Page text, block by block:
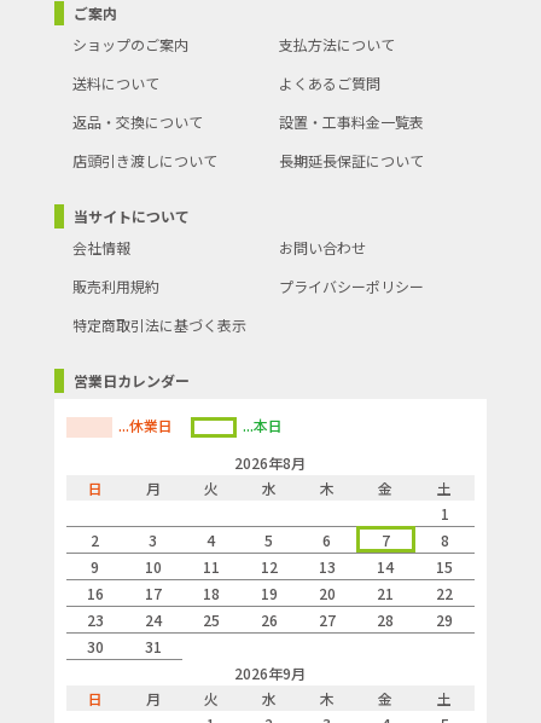
ご案内
ショップのご案内
支払方法について
送料について
よくあるご質問
返品・交換について
設置・工事料金一覧表
店頭引き渡しについて
長期延長保証について
当サイトについて
会社情報
お問い合わせ
販売利用規約
プライバシーポリシー
特定商取引法に基づく表示
営業日カレンダー
...休業日
...本日
2026年8月
日
月 火 水 木 金
土
1
2
3 4 5 6 7
8
9
10 11 12 13 14
15
16
17 18 19 20 21
22
23
24 25 26 27 28
29
30
31
2026年9月
日
月 火 水 木 金
土